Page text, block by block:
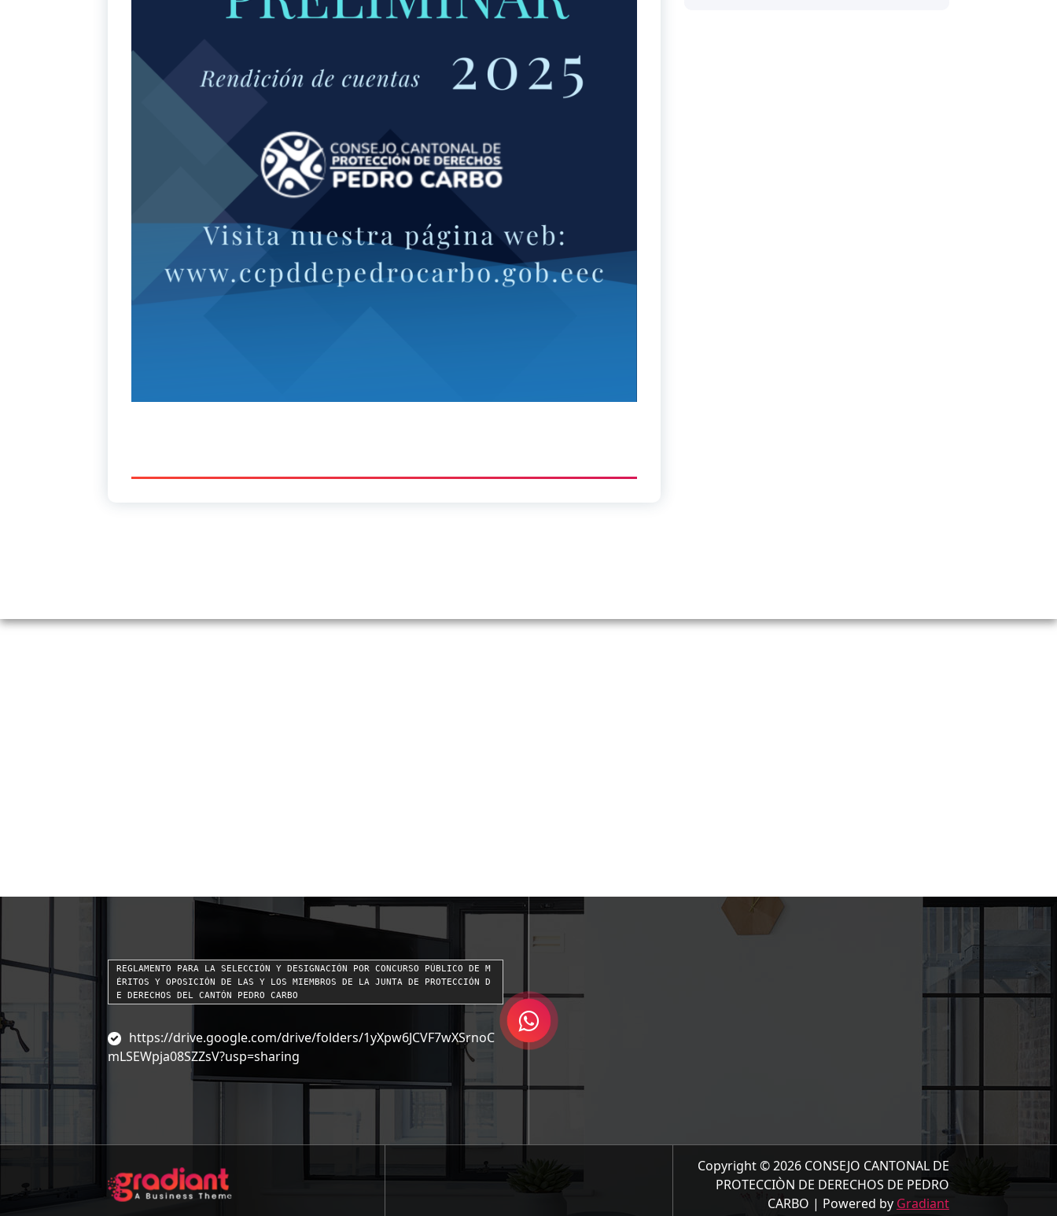
REGLAMENTO PARA LA SELECCIÓN Y DESIGNACIÓN POR CONCURSO PÚBLICO DE M
ÉRITOS Y OPOSICIÓN DE LAS Y LOS MIEMBROS DE LA JUNTA DE PROTECCIÓN D
E DERECHOS DEL CANTÓN PEDRO CARBO
https://drive.google.com/drive/folders/1yXpw6JCVF7wXSrnoC
mLSEWpja08SZZsV?usp=sharing
Copyright © 2026 CONSEJO CANTONAL DE
PROTECCIÒN DE DERECHOS DE PEDRO
CARBO | Powered by Gradiant